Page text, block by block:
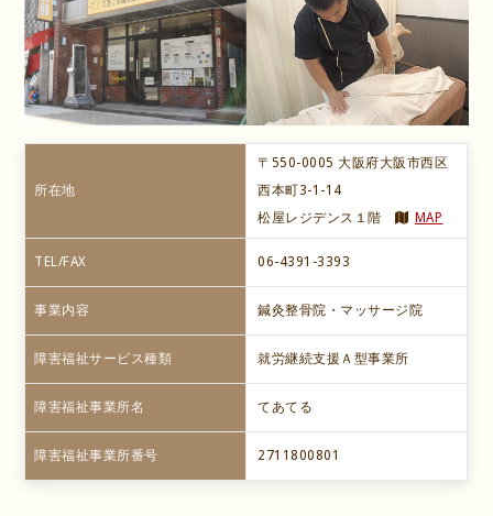
所在地
〒550-0005 大阪府大阪市西区
西本町3-1-14
松屋レジデンス１階
MAP
TEL/FAX 06-4391-3393
事業内容 鍼灸整骨院・マッサージ院
障害福祉サービス種類 就労継続支援Ａ型事業所
障害福祉事業所名 てあてる
障害福祉事業所番号 2711800801